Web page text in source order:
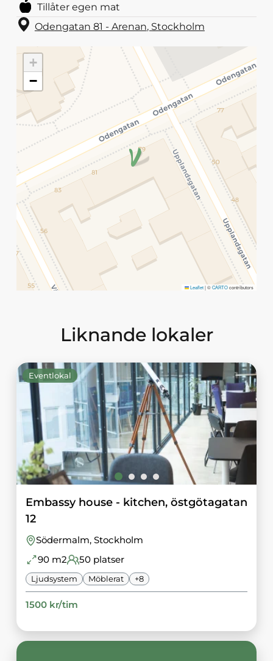
Tillåter egen mat
Odengatan 81 - Arenan, Stockholm
+
−
Leaflet|©CARTOcontributors
Liknande lokaler
Eventlokal
Embassy house - kitchen, östgötagatan
12
Södermalm, Stockholm
90m2 50platser
Ljudsystem Möblerat +8
1500kr/tim